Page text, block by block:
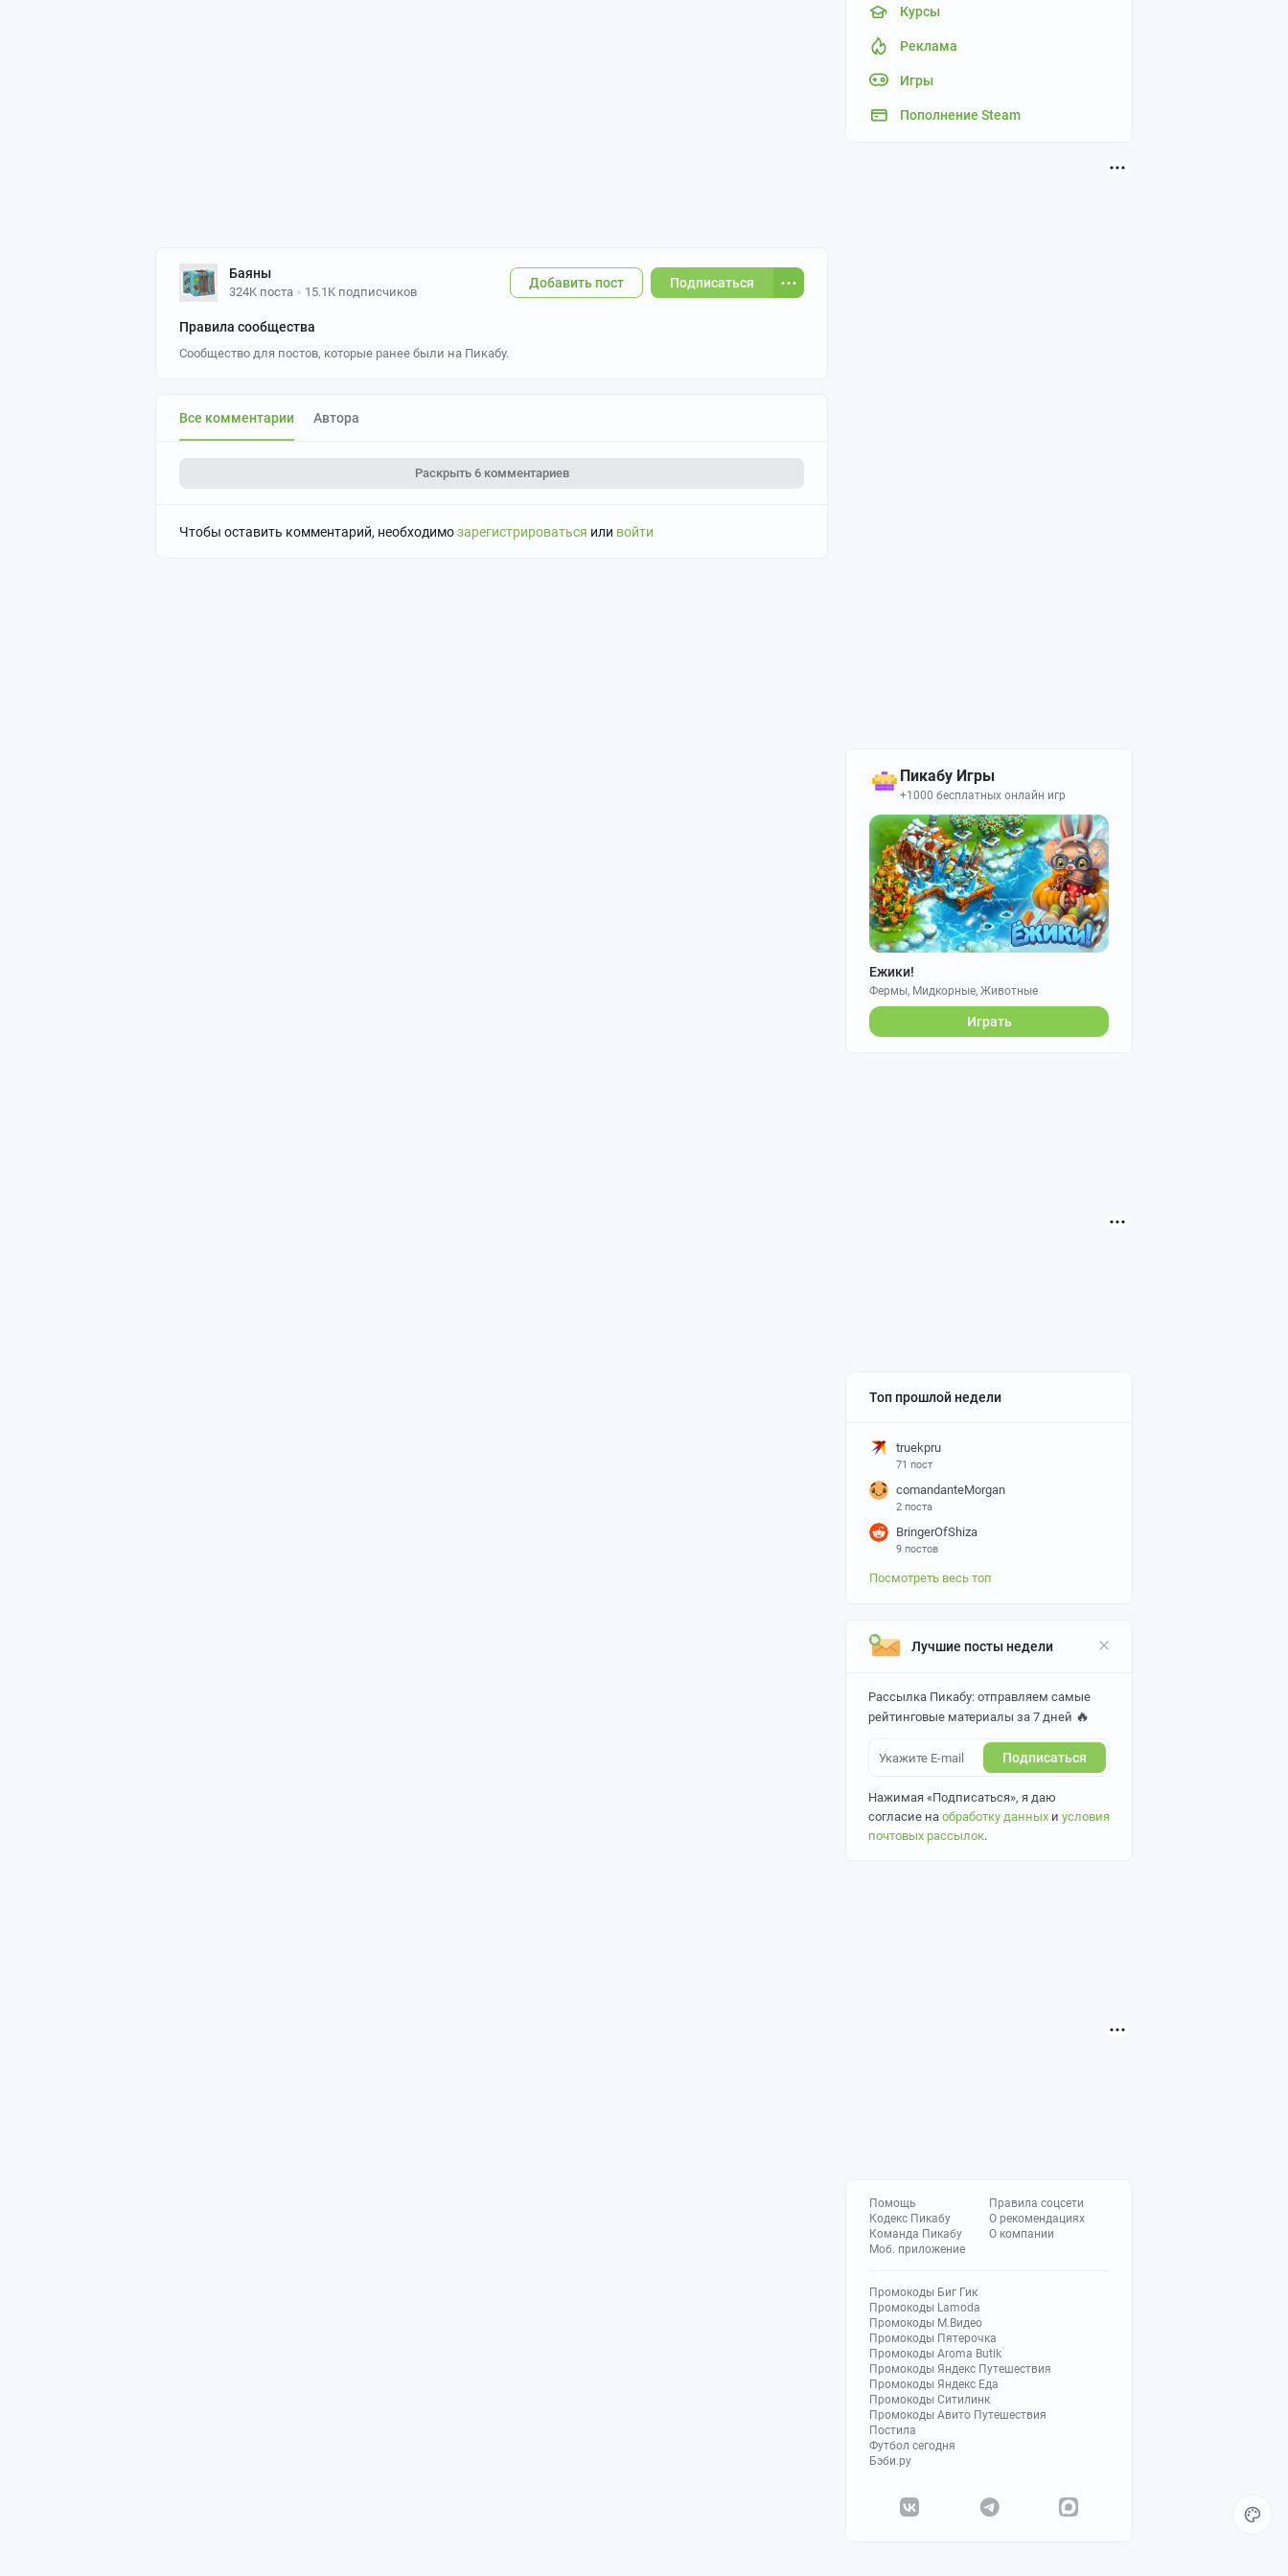
Курсы
Реклама
Игры
Пополнение Steam
Пикабу Игры
+1000 бесплатных онлайн игр
Ежики!
Фермы, Мидкорные, Животные
Играть
Топ прошлой недели
truekpru
71 пост
comandanteMorgan
2 поста
BringerOfShiza
9 постов
Посмотреть весь топ
Лучшие посты недели
Рассылка Пикабу: отправляем самые
рейтинговые материалы за 7 дней 🔥
Подписаться
Нажимая «Подписаться», я даю
согласие на обработку данных и условия
почтовых рассылок.
Помощь
Кодекс Пикабу
Команда Пикабу
Моб. приложение
Правила соцсети
О рекомендациях
О компании
Промокоды Биг Гик
Промокоды Lamoda
Промокоды М.Видео
Промокоды Пятерочка
Промокоды Aroma Butik
Промокоды Яндекс Путешествия
Промокоды Яндекс Еда
Промокоды Ситилинк
Промокоды Авито Путешествия
Постила
Футбол сегодня
Бэби.ру
Баяны
324K поста 15.1K подписчиков
Подписаться
Добавить пост
Правила сообщества
Сообщество для постов, которые ранее были на Пикабу.
Все комментарии Автора
Раскрыть 6 комментариев
Чтобы оставить комментарий, необходимозарегистрироваться или войти